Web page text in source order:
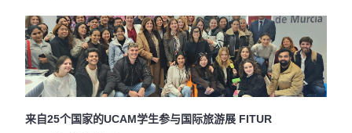
来自25个国家的UCAM学生参与国际旅游展 FITUR